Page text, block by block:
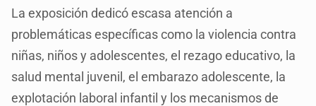
La exposición dedicó escasa atención a
problemáticas específicas como la violencia contra
niñas, niños y adolescentes, el rezago educativo, la
salud mental juvenil, el embarazo adolescente, la
explotación laboral infantil y los mecanismos de